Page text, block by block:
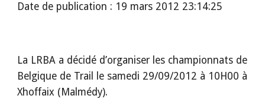
Date de publication : 19 mars 2012 23:14:25
La LRBA a décidé d’organiser les championnats de
Belgique de Trail le samedi 29/09/2012 à 10H00 à
Xhoffaix (Malmédy).